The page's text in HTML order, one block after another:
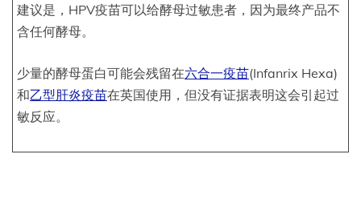
建议是，HPV疫苗可以给酵母过敏患者，因为最终产品不
含任何酵母。
少量的酵母蛋白可能会残留在六合一疫苗(Infanrix Hexa)
和乙型肝炎疫苗在英国使用，但没有证据表明这会引起过
敏反应。